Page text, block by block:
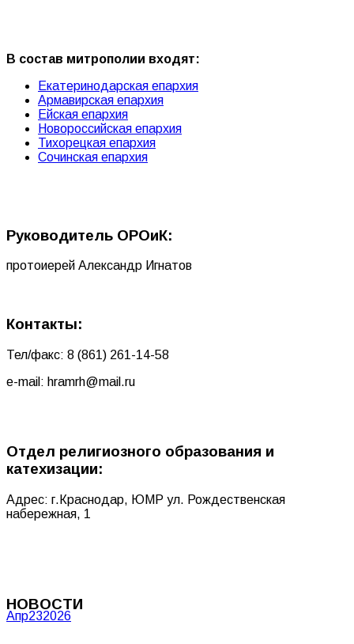
В состав митрополии входят:
Екатеринодарская епархия
Армавирская епархия
Ейская епархия
Новороссийская епархия
Тихорецкая епархия
Сочинская епархия
Руководитель ОРОиК:
протоиерей Александр Игнатов
Контакты:
Тел/факс: 8 (861) 261-14-58
e-mail: hramrh@mail.ru
Отдел религиозного образования и
катехизации:
Адрес: г.Краснодар, ЮМР ул. Рождественская
набережная, 1
НОВОСТИ
Апр232026